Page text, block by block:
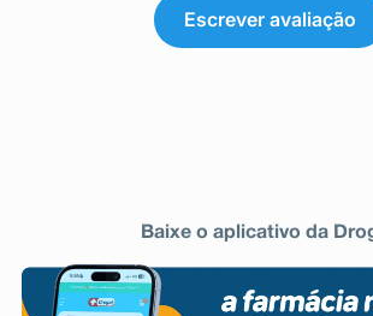
Escrever avaliação
Baixe o aplicativo da